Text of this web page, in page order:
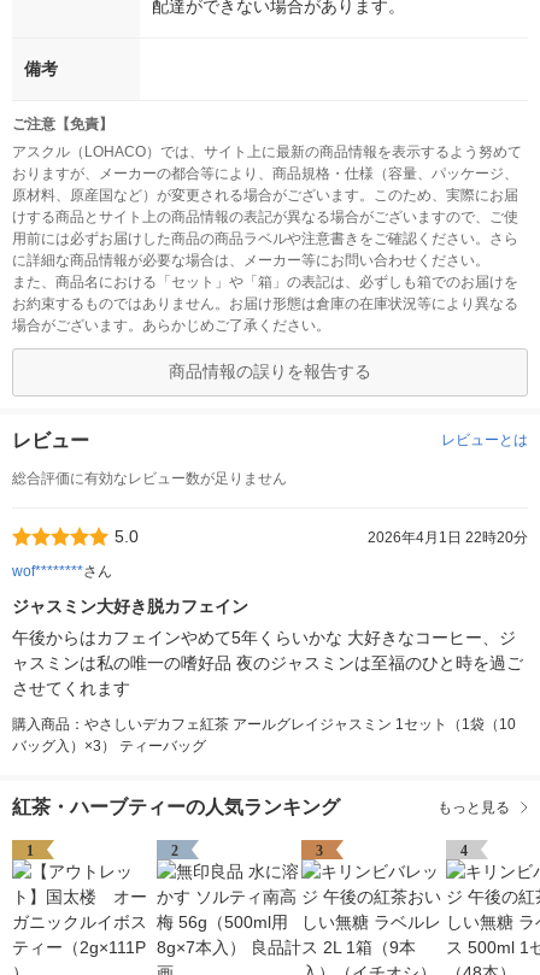
配達ができない場合があります。
備考
ご注意【免責】
アスクル（LOHACO）では、サイト上に最新の商品情報を表示するよう努めて
おりますが、メーカーの都合等により、商品規格・仕様（容量、パッケージ、
原材料、原産国など）が変更される場合がございます。このため、実際にお届
けする商品とサイト上の商品情報の表記が異なる場合がございますので、ご使
用前には必ずお届けした商品の商品ラベルや注意書きをご確認ください。さら
に詳細な商品情報が必要な場合は、メーカー等にお問い合わせください。
また、商品名における「セット」や「箱」の表記は、必ずしも箱でのお届けを
お約束するものではありません。お届け形態は倉庫の在庫状況等により異なる
場合がございます。あらかじめご了承ください。
商品情報の誤りを報告する
レビュー レビューとは
総合評価に有効なレビュー数が足りません
5.0
2026年4月1日 22時20分
wof********さん
ジャスミン大好き脱カフェイン
午後からはカフェインやめて5年くらいかな 大好きなコーヒー、ジ
ャスミンは私の唯一の嗜好品 夜のジャスミンは至福のひと時を過ご
させてくれます
購入商品：やさしいデカフェ紅茶 アールグレイジャスミン 1セット（1袋（10
バッグ入）×3） ティーバッグ
紅茶・ハーブティーの人気ランキング もっと見る
1 2 3 4